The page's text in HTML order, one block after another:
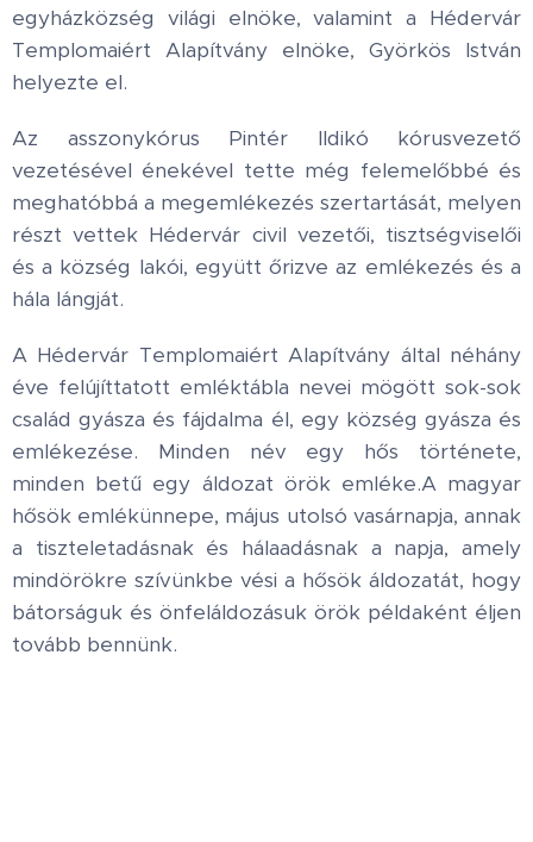
egyházközség világi elnöke, valamint a Hédervár
Templomaiért Alapítvány elnöke, Györkös István
helyezte el.
Az asszonykórus Pintér Ildikó kórusvezető
vezetésével énekével tette még felemelőbbé és
meghatóbbá a megemlékezés szertartását, melyen
részt vettek Hédervár civil vezetői, tisztségviselői
és a község lakói, együtt őrizve az emlékezés és a
hála lángját.
A Hédervár Templomaiért Alapítvány által néhány
éve felújíttatott emléktábla nevei mögött sok-sok
család gyásza és fájdalma él, egy község gyásza és
emlékezése. Minden név egy hős története,
minden betű egy áldozat örök emléke.A magyar
hősök emlékünnepe, május utolsó vasárnapja, annak
a tiszteletadásnak és hálaadásnak a napja, amely
mindörökre szívünkbe vési a hősök áldozatát, hogy
bátorságuk és önfeláldozásuk örök példaként éljen
tovább bennünk.